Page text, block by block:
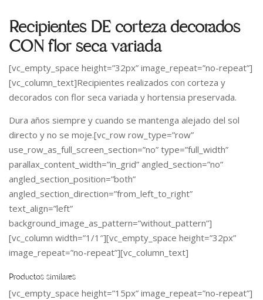
Recipientes DE corteza decorados
CON flor seca variada
[vc_empty_space height=”32px” image_repeat=”no-repeat”]
[vc_column_text]Recipientes realizados con corteza y
decorados con flor seca variada y hortensia preservada.
Dura años siempre y cuando se mantenga alejado del sol
directo y no se moje.[vc_row row_type=”row”
use_row_as_full_screen_section=”no” type=”full_width”
parallax_content_width=”in_grid” angled_section=”no”
angled_section_position=”both”
angled_section_direction=”from_left_to_right”
text_align=”left”
background_image_as_pattern=”without_pattern”]
[vc_column width=”1/1″][vc_empty_space height=”32px”
image_repeat=”no-repeat”][vc_column_text]
Productos similares
[vc_empty_space height=”15px” image_repeat=”no-repeat”]